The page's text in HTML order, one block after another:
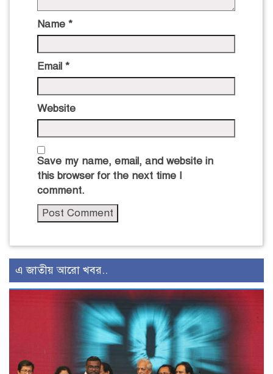
Name *
Email *
Website
Save my name, email, and website in
this browser for the next time I
comment.
এ জাতীয় আরো খবর..